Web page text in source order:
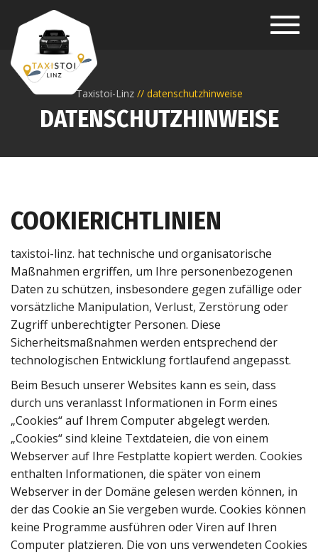
Taxistoi-Linz datenschutzhinweise
DATENSCHUTZHINWEISE
COOKIERICHTLINIEN
taxistoi-linz. hat technische und organisatorische
Maßnahmen ergriffen, um Ihre personenbezogenen
Daten zu schützen, insbesondere gegen zufällige oder
vorsätzliche Manipulation, Verlust, Zerstörung oder
Zugriff unberechtigter Personen. Diese
Sicherheitsmaßnahmen werden entsprechend der
technologischen Entwicklung fortlaufend angepasst.
Beim Besuch unserer Websites kann es sein, dass
durch uns veranlasst Informationen in Form eines
„Cookies“ auf Ihrem Computer abgelegt werden.
„Cookies“ sind kleine Textdateien, die von einem
Webserver auf Ihre Festplatte kopiert werden. Cookies
enthalten Informationen, die später von einem
Webserver in der Domäne gelesen werden können, in
der das Cookie an Sie vergeben wurde. Cookies können
keine Programme ausführen oder Viren auf Ihren
Computer platzieren. Die von uns verwendeten Cookies